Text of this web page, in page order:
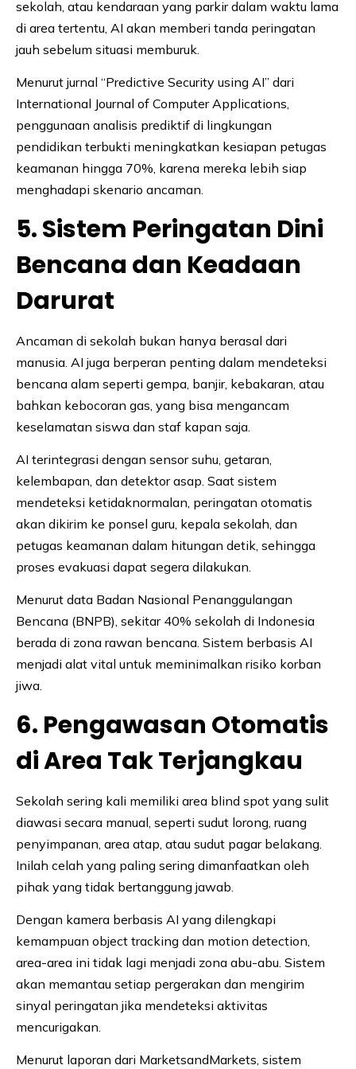
sekolah, atau kendaraan yang parkir dalam waktu lama
di area tertentu, AI akan memberi tanda peringatan
jauh sebelum situasi memburuk.
Menurut jurnal “Predictive Security using AI” dari
International Journal of Computer Applications,
penggunaan analisis prediktif di lingkungan
pendidikan terbukti meningkatkan kesiapan petugas
keamanan hingga 70%, karena mereka lebih siap
menghadapi skenario ancaman.
5. Sistem Peringatan Dini
Bencana dan Keadaan
Darurat
Ancaman di sekolah bukan hanya berasal dari
manusia. AI juga berperan penting dalam mendeteksi
bencana alam seperti gempa, banjir, kebakaran, atau
bahkan kebocoran gas, yang bisa mengancam
keselamatan siswa dan staf kapan saja.
AI terintegrasi dengan sensor suhu, getaran,
kelembapan, dan detektor asap. Saat sistem
mendeteksi ketidaknormalan, peringatan otomatis
akan dikirim ke ponsel guru, kepala sekolah, dan
petugas keamanan dalam hitungan detik, sehingga
proses evakuasi dapat segera dilakukan.
Menurut data Badan Nasional Penanggulangan
Bencana (BNPB), sekitar 40% sekolah di Indonesia
berada di zona rawan bencana. Sistem berbasis AI
menjadi alat vital untuk meminimalkan risiko korban
jiwa.
6. Pengawasan Otomatis
di Area Tak Terjangkau
Sekolah sering kali memiliki area blind spot yang sulit
diawasi secara manual, seperti sudut lorong, ruang
penyimpanan, area atap, atau sudut pagar belakang.
Inilah celah yang paling sering dimanfaatkan oleh
pihak yang tidak bertanggung jawab.
Dengan kamera berbasis AI yang dilengkapi
kemampuan object tracking dan motion detection,
area-area ini tidak lagi menjadi zona abu-abu. Sistem
akan memantau setiap pergerakan dan mengirim
sinyal peringatan jika mendeteksi aktivitas
mencurigakan.
Menurut laporan dari MarketsandMarkets, sistem